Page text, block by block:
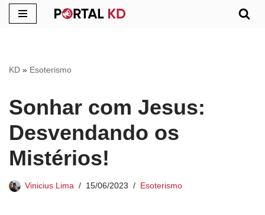
conteúdo
KD » Esoterismo
Sonhar com Jesus:
Desvendando os
Mistérios!
Vinicius Lima 15/06/2023 Esoterismo